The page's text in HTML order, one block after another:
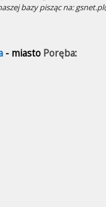
bazy pisząc na:
- miasto Poręba: